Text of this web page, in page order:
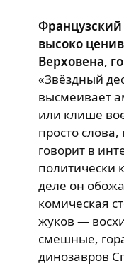
высоко
Верховена,
«Звёздный
высмеивает
или клише
просто
говорит в
политически
деле он
комическая
жуков —
смешные,
динозавров